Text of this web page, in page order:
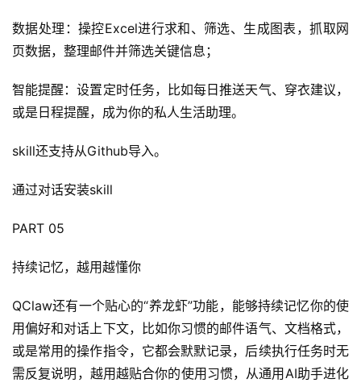
码
用
链
数据处理：操控Excel进行求和、筛选、生成图表，抓取网
页数据，整理邮件并筛选关键信息；
智能提醒：设置定时任务，比如每日推送天气、穿衣建议，
或是日程提醒，成为你的私人生活助理。
skill还支持从Github导入。
通过对话安装skill
PART 05
持续记忆，越用越懂你
QClaw还有一个贴心的“养龙虾”功能，能够持续记忆你的使
用偏好和对话上下文，比如你习惯的邮件语气、文档格式，
或是常用的操作指令，它都会默默记录，后续执行任务时无
需反复说明，越用越贴合你的使用习惯，从通用AI助手进化